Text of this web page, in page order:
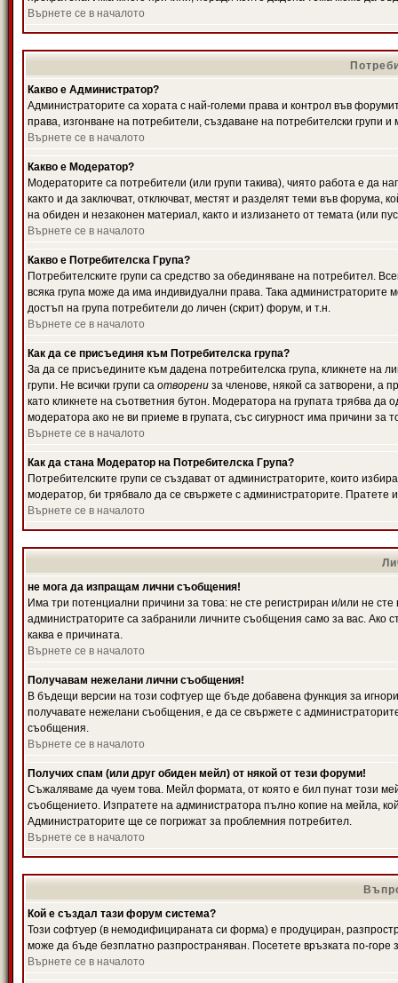
Върнете се в началото
Какво е Администратор?
Администраторите са хората с най-големи права и контрол във
права, изгонване на потребители, създаване на потребителски групи
Върнете се в началото
Какво е Модератор?
Модераторите са потребители (или групи такива), чиято работа е да
както и да заключват, отключват, местят и разделят теми във форума,
на обиден и незаконен материал, както и излизането от темата (или
Върнете се в началото
Какво е Потребителска Група?
Потребителските групи са средство за обединяване на потребител.
всяка група може да има индивидуални права. Така
достъп на група потребители до личен (скрит) форум, и т.н.
Върнете се в началото
Как да се присъединя към Потребителска група?
За да се присъедините към дадена потребителска група, кликнете на
групи. Не всички групи са отворени за членове, някой са затворени, а
като кликнете на съответния бутон. Модератора на групата трябва
модератора ако не ви приеме в групата, със сигурност има причини за
Върнете се в началото
Как да стана Модератор на Потребителска Група?
Потребителските групи се създават от администраторите, които
модератор, би трябвало да се свържете с администраторите.
Върнете се в началото
не мога да изпращам лични съобщения!
Има три потенциални причини за това: не сте регистриран и/или не
администраторите са забранили личните съобщения само за вас. Ако
каква е причината.
Върнете се в началото
Получавам нежелани лични съобщения!
В бъдещи версии на този софтуер ще бъде добавена функция за
получавате нежелани съобщения, е да се свържете с
съобщения.
Върнете се в началото
Получих спам (или друг обиден мейл) от някой от тези форуми!
Съжаляваме да чуем това. Мейл формата, от която е бил пунат този
съобщението. Изпратете на администратора пълно копие на мейла,
Администраторите ще се погрижат за проблемния потребител.
Върнете се в началото
Кой е създал тази форум система?
Този софтуер (в немодифицираната си форма) е продуциран,
може да бъде безплатно разпространяван. Посетете връзката по-горе
Върнете се в началото